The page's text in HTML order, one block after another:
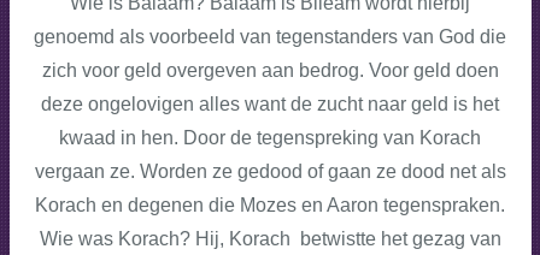
genoemd als voorbeeld van tegenstanders van God die
zich voor geld overgeven aan bedrog. Voor geld doen
deze ongelovigen alles want de zucht naar geld is het
kwaad in hen. Door de tegenspreking van Korach
vergaan ze. Worden ze gedood of gaan ze dood net als
Korach en degenen die Mozes en Aaron tegenspraken.
Wie was Korach? Hij, Korach betwistte het gezag van